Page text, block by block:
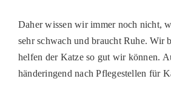
Daher wissen wir immer noch nicht,
sehr schwach und braucht Ruhe. Wir
helfen der Katze so gut wir können.
händeringend nach Pflegestellen für